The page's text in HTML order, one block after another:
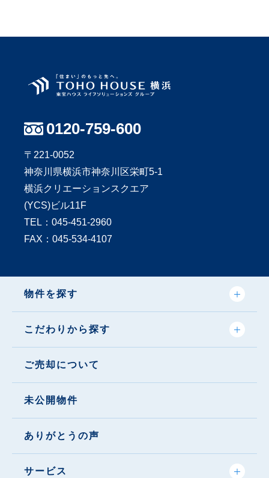
0120-759-600
〒221-0052
神奈川県横浜市神奈川区栄町5-1
横浜クリエーションスクエア
(YCS)ビル11F
TEL： 045-451-2960
FAX：045-534-4107
物件を探す
こだわりから探す
ご売却について
未公開物件
ありがとうの声
サービス